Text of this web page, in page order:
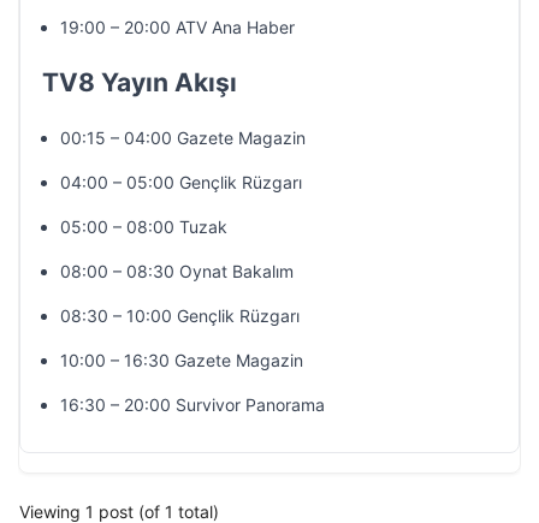
19:00 – 20:00 ATV Ana Haber
TV8 Yayın Akışı
00:15 – 04:00 Gazete Magazin
04:00 – 05:00 Gençlik Rüzgarı
05:00 – 08:00 Tuzak
08:00 – 08:30 Oynat Bakalım
08:30 – 10:00 Gençlik Rüzgarı
10:00 – 16:30 Gazete Magazin
16:30 – 20:00 Survivor Panorama
Viewing 1 post (of 1 total)